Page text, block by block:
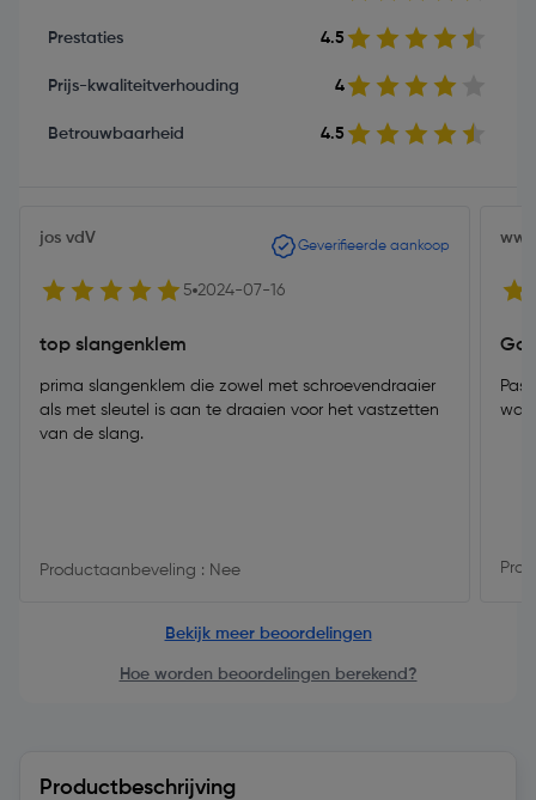
Prestaties 4.5
Prijs-kwaliteitverhouding 4
Betrouwbaarheid 4.5
jos vdV Geverifieerde aankoop
5 2024-07-16
top slangenklem
prima slangenklem die zowel met schroevendraaier
als met sleutel is aan te draaien voor het vastzetten
van de slang.
Productaanbeveling : Nee
Bekijk meer beoordelingen
Hoe worden beoordelingen berekend?
Productbeschrijving